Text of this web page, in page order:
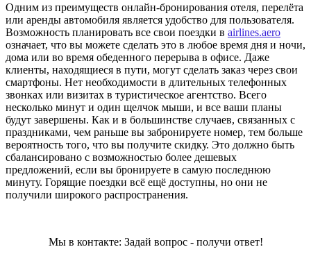
Одним из преимуществ онлайн-бронирования отеля, перелёта
или аренды автомобиля является удобство для пользователя.
Возможность планировать все свои поездки в airlines.aero
означает, что вы можете сделать это в любое время дня и ночи,
дома или во время обеденного перерыва в офисе. Даже
клиенты, находящиеся в пути, могут сделать заказ через свои
смартфоны. Нет необходимости в длительных телефонных
звонках или визитах в туристическое агентство. Всего
несколько минут и один щелчок мыши, и все ваши планы
будут завершены. Как и в большинстве случаев, связанных с
праздниками, чем раньше вы забронируете номер, тем больше
вероятность того, что вы получите скидку. Это должно быть
сбалансировано с возможностью более дешевых
предложений, если вы бронируете в самую последнюю
минуту. Горящие поездки всё ещё доступны, но они не
получили широкого распространения.
Мы в контакте: Задай вопрос - получи ответ!